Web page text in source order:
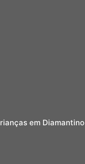
em Diamantino